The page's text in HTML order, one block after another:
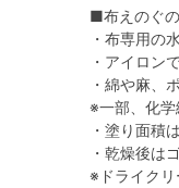
■布えのぐ
・布専用の
・アイロン
・綿や麻、
※一部、化学
・塗り面積
・乾燥後は
※ドライクリ